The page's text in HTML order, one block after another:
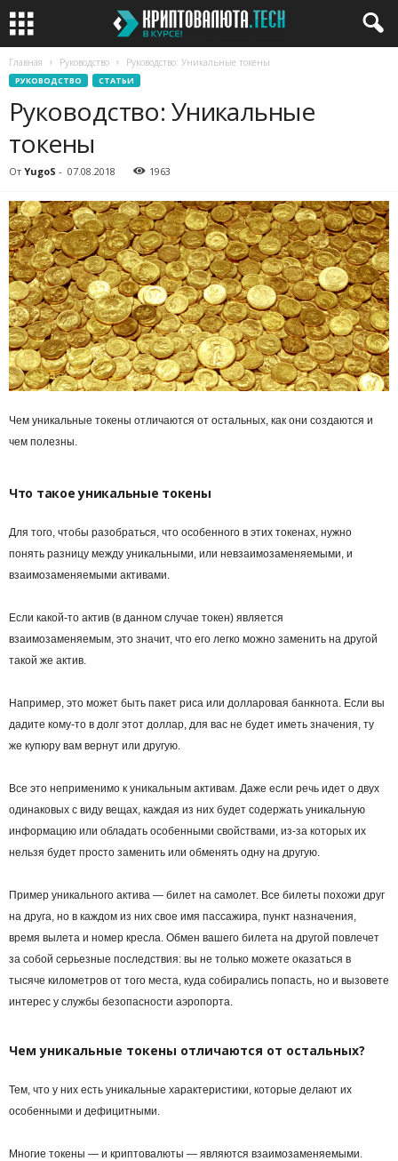
Главная Руководство Руководство: Уникальные токены
РУКОВОДСТВО СТАТЬИ
Руководство: Уникальные
токены
От YugoS - 07.08.2018 1963
Чем уникальные токены отличаются от остальных, как они создаются и
чем полезны.
Что такое уникальные токены
Для того, чтобы разобраться, что особенного в этих токенах, нужно
понять разницу между уникальными, или невзаимозаменяемыми, и
взаимозаменяемыми активами.
Если какой-то актив (в данном случае токен) является
взаимозаменяемым, это значит, что его легко можно заменить на другой
такой же актив.
Например, это может быть пакет риса или долларовая банкнота. Если вы
дадите кому-то в долг этот доллар, для вас не будет иметь значения, ту
же купюру вам вернут или другую.
Все это неприменимо к уникальным активам. Даже если речь идет о двух
одинаковых с виду вещах, каждая из них будет содержать уникальную
информацию или обладать особенными свойствами, из-за которых их
нельзя будет просто заменить или обменять одну на другую.
Пример уникального актива — билет на самолет. Все билеты похожи друг
на друга, но в каждом из них свое имя пассажира, пункт назначения,
время вылета и номер кресла. Обмен вашего билета на другой повлечет
за собой серьезные последствия: вы не только можете оказаться в
тысяче километров от того места, куда собирались попасть, но и вызовете
интерес у службы безопасности аэропорта.
Чем уникальные токены отличаются от остальных?
Тем, что у них есть уникальные характеристики, которые делают их
особенными и дефицитными.
Многие токены — и криптовалюты — являются взаимозаменяемыми.